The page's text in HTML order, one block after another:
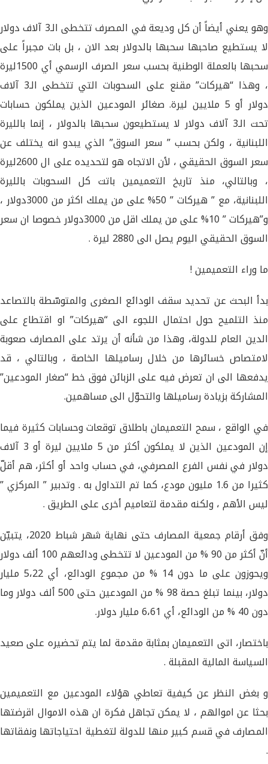
وهو يعني أيضاً أن كل وديعة في المصرف تتخطى الـ3 آلاف دولار
لا يستطيع صاحبها سحبها بالدولار بعد الان ، بل بات مجبراً على
سحبها بالعملة الوطنية بحسب سعر الصرف الرسمي أي 1500ليرة
، وهذا “هيركات” مقنع على السحوبات التي تتخطى الـ3 آلاف
دولار أو 5 ملايين ليرة. صغائر المودعين الذين يملكون حسابات
تحت الـ3 آلاف دولار لا يستطيعون سحبها بالدولار ، إنما بالليرة
اللبنانية ، ولكن بحسب ” سعر السوق” الذي يبدو انه يختلف عن
سعر السوق الحقيقي ، لأن الاتجاه هو لتحديده على ال 2600ليرة
، وبالتالي، منذ تاريخ التعميمين باتت كل السحوبات بالليرة
اللبنانية، مع ” هيركات ” 50% على من يملك اكثر من 3000دولار ،
و”هيركات ” 10% على من يملك اقل من 3000دولار خصوصا ان سعر
السوق الحقيقي اليوم يصل الى 2880 ليرة .
ما وراء التعميمين !
بدأ البحث عن تحديد سقف الودائع الصغرى والمتوسّطة بالتصاعد
منذ التلميح حول احتمال اللجوء الى “هيركات” او اقتطاع على
الدين العام للدولة، وهذا من شأنه أن يرتد على المصارف صعوبة
لامتصاص خسائرها من خلال رساميلها الخاصة ، وبالتالي ، قد
يدفعها الى ان تعرض فيه على الزبائن فوق خط “صغار المودعين”
المشاركة بزيادة رساميلها والتحوّل الى مساهمين.
في الواقع ، سمح التعميمان باطلاق توقعات وحسابات كثيرة فيما
إن المودعين الذين لا يملكون أكثر من 5 ملايين ليرة أو 3 آلاف
دولار في نفس الفرع المصرفي، في حساب واحد أو أكثر، هم أقلّ
كثيرا من 1.6 مليون مودع، كما تم التداول به . وتدبير ” المركزي ”
ليس الأهم ، ولكنه مقدمة لتعاميم أخرى على الطريق .
وفق أرقام ​جمعية المصارف​ حتى نهاية شهر شباط 2020، يتبيّن
أنّ أكثر من 90 % من المودعين لا تتخطى ودائعهم 100 ألف دولار
ويحوزون على ما دون 14 % من مجموع الودائع، أي 5،22 مليار
دولار، بينما تبلغ حصة 98 % من المودعين حتى 500 ألف دولار وما
دون 40 % من الودائع، أي 6،61 مليار دولار.
باختصار، اتى التعميمان بمثابة مقدمة لما يتم تحضيره على صعيد
​السياسة المالية​ المقبلة .
و بغض النظر عن كيفية تعاطي هؤلاء المودعين مع التعميمين
بحثا عن اموالهم ، لا يمكن تجاهل فكرة ان هذه الاموال اقرضتها
المصارف في قسم كبير منها للدولة لتغطية احتياجاتها ونفقاتها
.